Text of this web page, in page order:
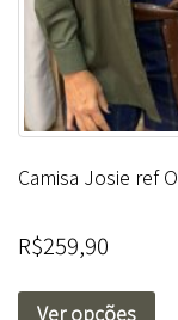
Camisa Josie ref
R$259,90
Ver opções